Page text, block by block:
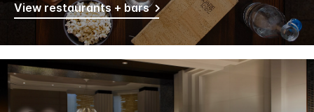
View restaurants + bars